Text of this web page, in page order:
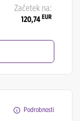
Začetek na:
120,74 EUR
Podrobnosti